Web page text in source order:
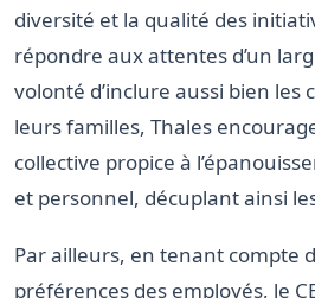
diversité et la qualité des
répondre aux attentes d’un
volonté d’inclure aussi bien les
leurs familles, Thales
collective propice à
et personnel, décuplant ainsi
Par ailleurs, en tenant compte
préférences des employés, le